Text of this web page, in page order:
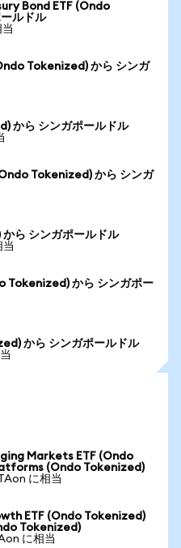
Bond ETF (Ondo
ルドル
Tokenized) から シンガ
から シンガポールドル
Tokenized) から シンガ
ら シンガポールドル
Tokenized) から シンガポー
から シンガポールドル
Markets ETF (Ondo
(Ondo Tokenized)
に相当
ETF (Ondo Tokenized)
Tokenized)
に相当